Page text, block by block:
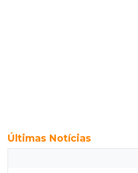
Últimas Notícias